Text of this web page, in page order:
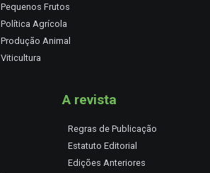
Pequenos Frutos
Política Agrícola
Produção Animal
Viticultura
A revista
Regras de Publicação
Estatuto Editorial
Edições Anteriores